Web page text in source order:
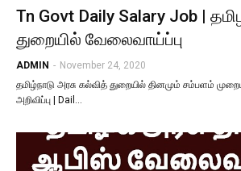
Tn Govt Daily Salary Job |
துறையில் வேலைவாய்ப்பு
ADMIN - November 24, 2020
தமிழ்நாடு அரசு கல்வித் துறையில் தினமும் சம்பளம்
அறிவிப்பு | Dail…